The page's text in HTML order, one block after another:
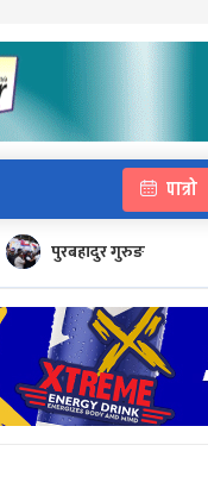
पात्रो
पुरबहादुर गुरुङ